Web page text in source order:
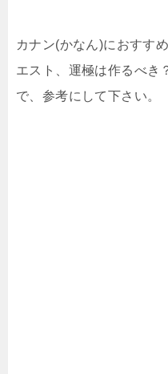
カナン(かなん)におすす
エスト、運極は作るべき
で、参考にして下さい。